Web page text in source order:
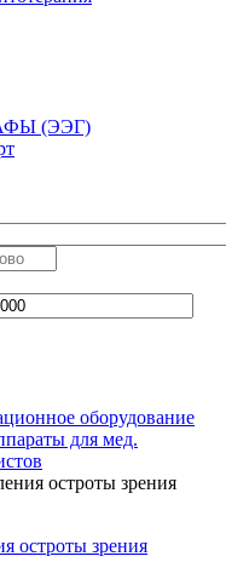
(ЭЭГ)
оборудование
для мед.
остроты зрения